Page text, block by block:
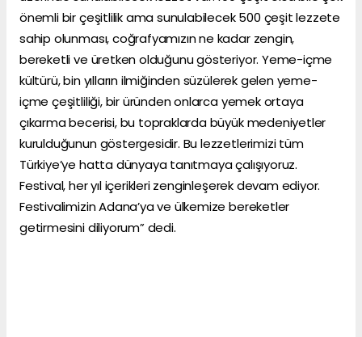
önemli bir çeşitlilik ama sunulabilecek 500 çeşit lezzete
sahip olunması, coğrafyamızın ne kadar zengin,
bereketli ve üretken olduğunu gösteriyor. Yeme-içme
kültürü, bin yılların ilmiğinden süzülerek gelen yeme-
içme çeşitliliği, bir üründen onlarca yemek ortaya
çıkarma becerisi, bu topraklarda büyük medeniyetler
kurulduğunun göstergesidir. Bu lezzetlerimizi tüm
Türkiye’ye hatta dünyaya tanıtmaya çalışıyoruz.
Festival, her yıl içerikleri zenginleşerek devam ediyor.
Festivalimizin Adana’ya ve ülkemize bereketler
getirmesini diliyorum” dedi.